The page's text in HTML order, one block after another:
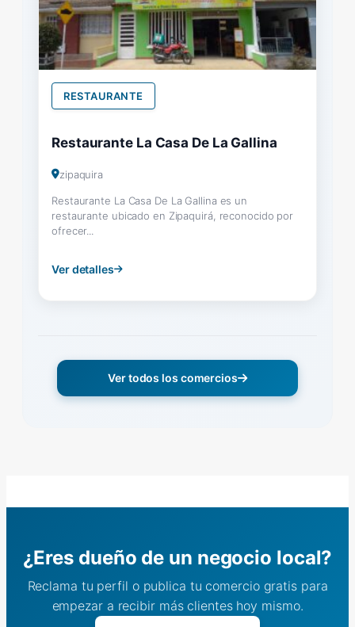
RESTAURANTE
Restaurante La Casa De La Gallina
zipaquira
Restaurante La Casa De La Gallina es un
restaurante ubicado en Zipaquirá, reconocido por
ofrecer...
Ver detalles
Ver todos los comercios
¿Eres dueño de un negocio local?
Reclama tu perfil o publica tu comercio gratis para
empezar a recibir más clientes hoy mismo.